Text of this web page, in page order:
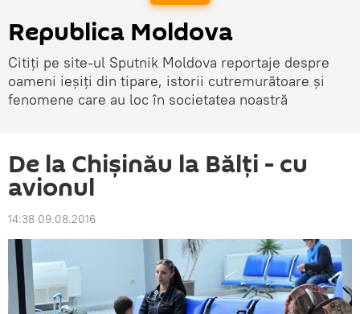
Republica Moldova
Citiți pe site-ul Sputnik Moldova reportaje despre
oameni ieșiți din tipare, istorii cutremurătoare și
fenomene care au loc în societatea noastră
De la Chișinău la Bălți - cu
avionul
14:38 09.08.2016